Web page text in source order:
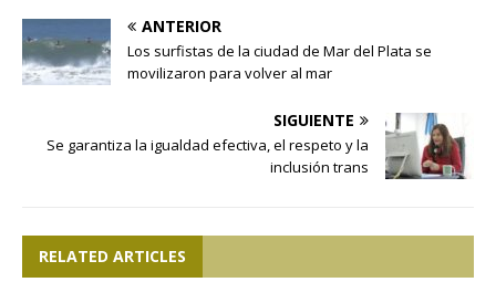
ANTERIOR
Los surfistas de la ciudad de Mar del Plata se
movilizaron para volver al mar
SIGUIENTE
Se garantiza la igualdad efectiva, el respeto y la
inclusión trans
RELATED ARTICLES